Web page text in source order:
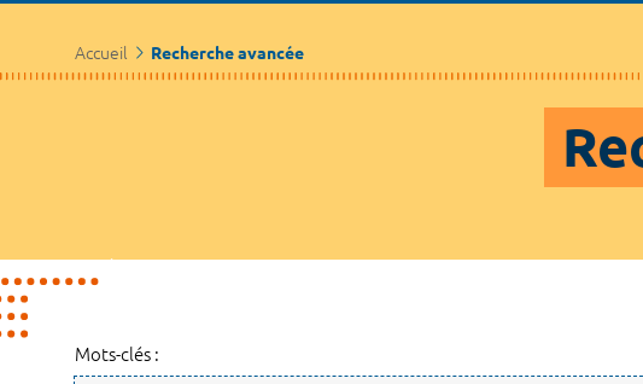
Accueil Recherche avancée
Mots-clés :